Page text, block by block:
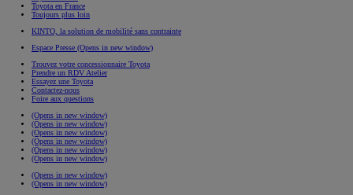
Toyota en France
Toujours plus loin
KINTO, la solution de mobilité sans contrainte
Espace Presse (Opens in new window)
Trouvez votre concessionnaire Toyota
Prendre un RDV Atelier
Essayez une Toyota
Contactez-nous
Foire aux questions
(Opens in new window)
(Opens in new window)
(Opens in new window)
(Opens in new window)
(Opens in new window)
(Opens in new window)
(Opens in new window)
(Opens in new window)